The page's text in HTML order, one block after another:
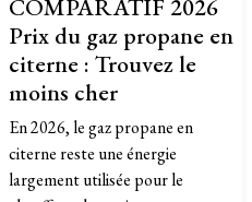
COMPARATIF 2026
Prix du gaz propane en
citerne : Trouvez le
moins cher
En 2026, le gaz propane en
citerne reste une énergie
largement utilisée pour le